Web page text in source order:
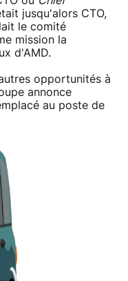
jusqu'alors CTO,
le comité
mission la
d'AMD.
opportunités à
annonce
au poste de